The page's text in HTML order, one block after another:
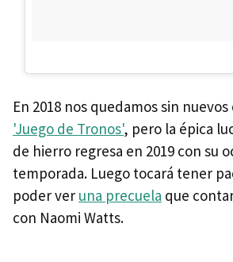
En 2018 nos quedamos sin
'Juego de Tronos', pero la épica
de hierro regresa en 2019 con su
temporada. Luego tocará tener
poder ver una precuela que
con Naomi Watts.